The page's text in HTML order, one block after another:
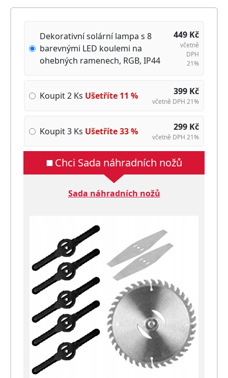
Dekorativní solární lampa s 8
barevnými LED koulemi na
ohebných ramenech, RGB, IP44
449 Kč
včetně
DPH
21%
Koupit 2 Ks Ušetříte 11 % 399 Kč
včetně DPH 21%
Koupit 3 Ks Ušetříte33% 299 Kč
včetně DPH 21%
Chci Sada náhradních nožů
Sada náhradních nožů